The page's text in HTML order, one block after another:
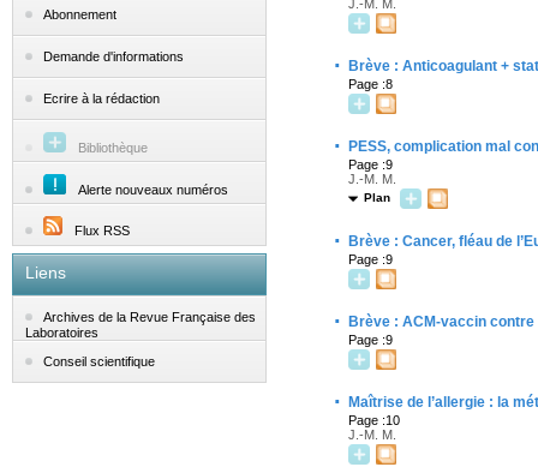
Abonnement
Demande d'informations
Ecrire à la rédaction
Bibliothèque
Alerte nouveaux numéros
Flux RSS
Liens
Archives de la Revue Française des
Laboratoires
Conseil scientifique
J.-M. M.
· Brève : Anticoagulant +
Page :8
· PESS, complication mal
Page :9
J.-M. M.
Plan
· Brève : Cancer, fléau de
Page :9
· Brève : ACM-vaccin contre
Page :9
· Maîtrise de l’allergie : la
Page :10
J.-M. M.